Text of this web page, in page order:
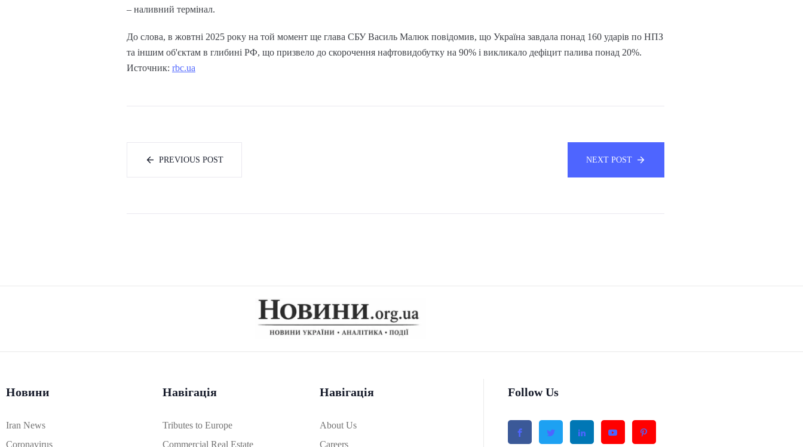
– наливний термінал.
До слова, в жовтні 2025 року на той момент ще глава СБУ Василь Малюк повідомив, що Україна завдала понад 160 ударів по НПЗ
та іншим об'єктам в глибині РФ, що призвело до скорочення нафтовидобутку на 90% і викликало дефіцит палива понад 20%.
Источник: rbc.ua
PREVIOUS POST NEXT POST
Новини
Iran News
Coronavirus
Навігація
Tributes to Europe
Commercial Real Estate
Навігація
About Us
Careers
Follow Us